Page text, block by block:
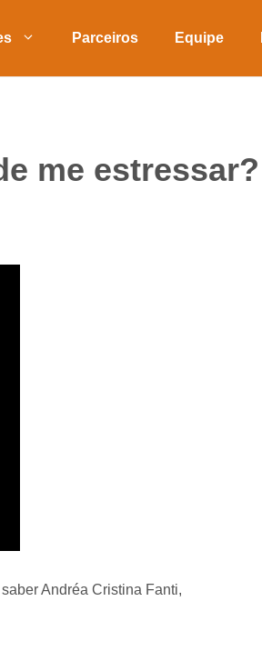
Parceiros Equipe
me estressar?
Andréa Cristina Fanti,